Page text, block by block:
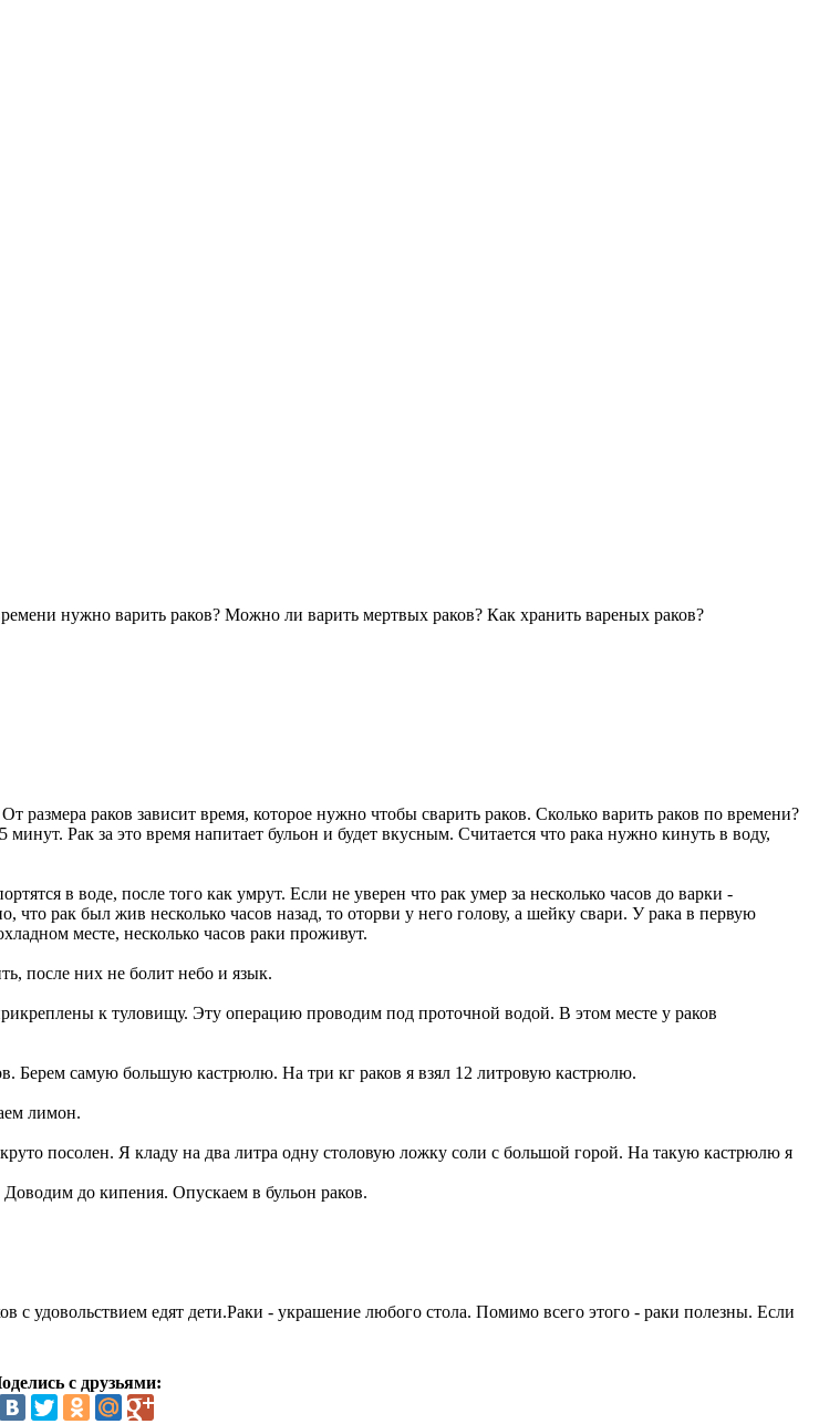
нужно варить раков? Можно ли варить мертвых раков? Как хранить вареных раков?
раков зависит время, которое нужно чтобы сварить раков. Сколько варить раков по времени?
Рак за это время напитает бульон и будет вкусным. Считается что рака нужно кинуть в воду,
в воде, после того как умрут. Если не уверен что рак умер за несколько часов до варки -
рак был жив несколько часов назад, то оторви у него голову, а шейку свари. У рака в первую
месте, несколько часов раки проживут.
после них не болит небо и язык.
к туловищу. Эту операцию проводим под проточной водой. В этом месте у раков
Берем самую большую кастрюлю. На три кг раков я взял 12 литровую кастрюлю.
лимон.
посолен. Я кладу на два литра одну столовую ложку соли с большой горой. На такую кастрюлю я
до кипения. Опускаем в бульон раков.
с удовольствием едят дети.Раки - украшение любого стола. Помимо всего этого - раки полезны. Если
с друзьями: